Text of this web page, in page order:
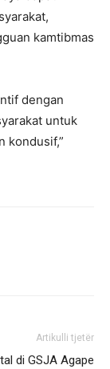
kamtibmas
dengan
untuk
kondusif,”
Artikulli tjetër
di GSJA Agape